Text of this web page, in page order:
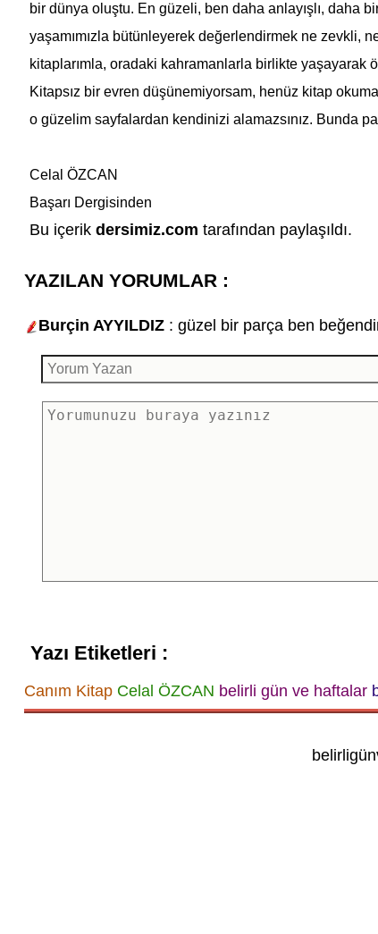
bir dünya oluştu. En güzeli, ben daha anlayışlı, daha
yaşamımızla bütünleyerek değerlendirmek ne zevkli,
kitaplarımla, oradaki kahramanlarla birlikte yaşayarak
Kitapsız bir evren düşünemiyorsam, henüz kitap
o güzelim sayfalardan kendinizi alamazsınız. Bunda
Celal ÖZCAN
Başarı Dergisinden
Bu içerik dersimiz.com tarafından paylaşıldı.
YAZILAN YORUMLAR :
Burçin AYYILDIZ: güzel bir parça ben
Yazı Etiketleri :
Canım Kitap Celal ÖZCAN belirli gün ve haftalar